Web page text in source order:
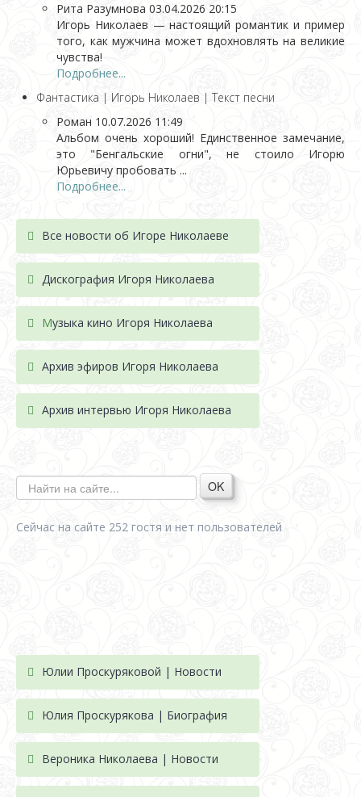
Рита Разумнова 03.04.2026 20:15
Игорь Николаев — настоящий романтик и пример
того, как мужчина может вдохновлять на великие
чувства!
Подробнее...
Фантастика | Игорь Николаев | Текст песни
Роман 10.07.2026 11:49
Альбом очень хороший! Единственное замечание,
это "Бенгальские огни", не стоило Игорю
Юрьевичу пробовать ...
Подробнее...
Все новости об Игоре Николаеве
Дискография Игоря Николаева
Музыка кино Игоря Николаева
Архив эфиров Игоря Николаева
Архив интервью Игоря Николаева
OK
Сейчас на сайте 252 гостя и нет пользователей
Юлии Проскуряковой | Новости
Юлия Проскурякова | Биография
Вероника Николаева | Новости